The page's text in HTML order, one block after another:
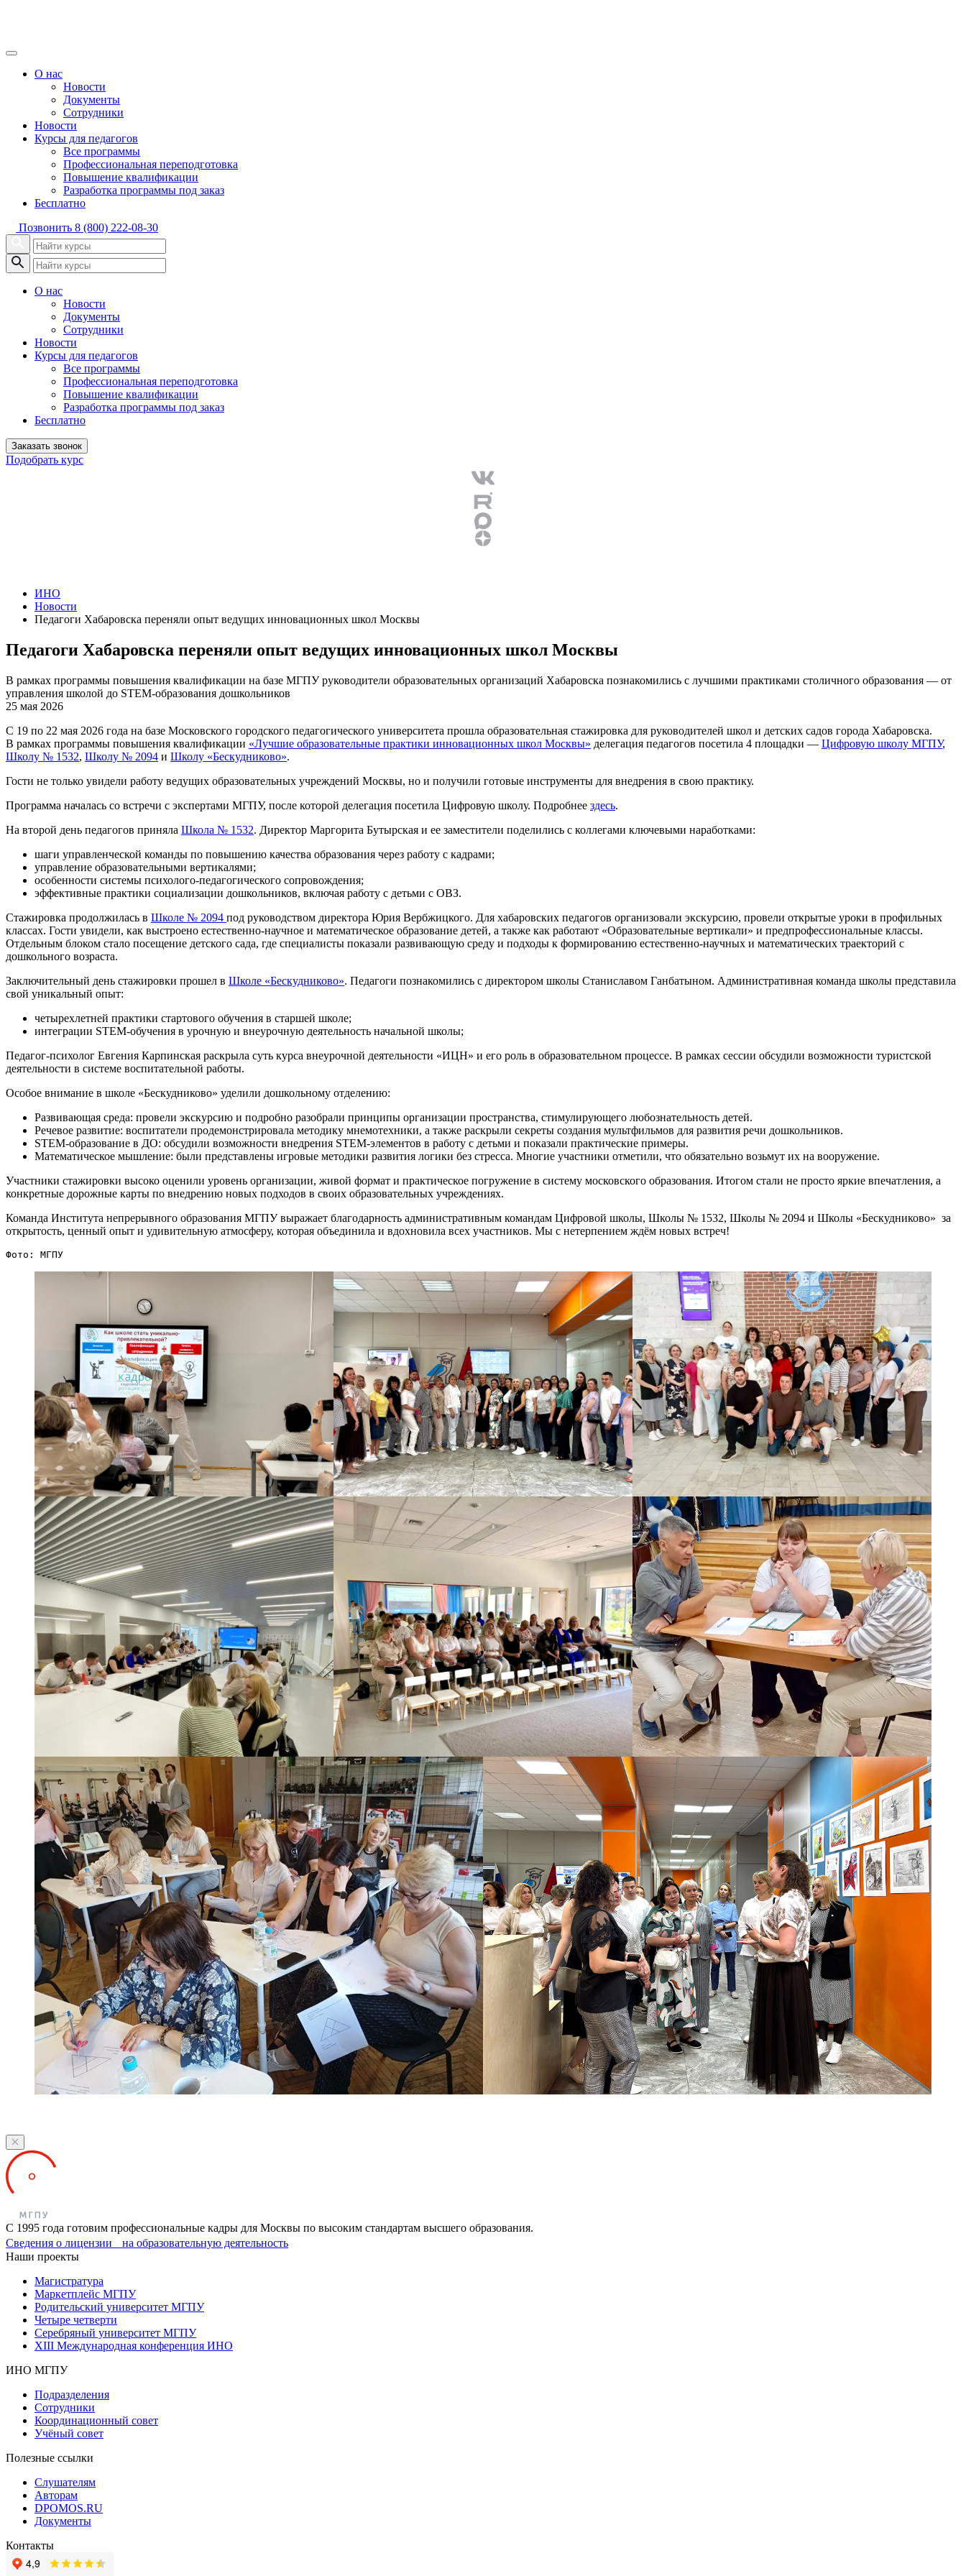
О нас
Новости
Документы
Сотрудники
Новости
Курсы для педагогов
Все программы
Профессиональная переподготовка
Повышение квалификации
Разработка программы под заказ
Бесплатно
Позвонить 8 (800) 222-08-30
О нас
Новости
Документы
Сотрудники
Новости
Курсы для педагогов
Все программы
Профессиональная переподготовка
Повышение квалификации
Разработка программы под заказ
Бесплатно
Заказать звонок
Подобрать курс
ИНО
Новости
Педагоги Хабаровска переняли опыт ведущих инновационных школ Москвы
Педагоги Хабаровска переняли опыт ведущих инновационных школ Москвы
В рамках программы повышения квалификации на базе МГПУ руководители образовательных организаций Хабаровска познакомились с лучшими практиками столичного образования — от
управления школой до STEM-образования дошкольников
25 мая 2026
С 19 по 22 мая 2026 года на базе Московского городского педагогического университета прошла образовательная стажировка для руководителей школ и детских садов города Хабаровска.
В рамках программы повышения квалификации «Лучшие образовательные практики инновационных школ Москвы» делегация педагогов посетила 4 площадки — Цифровую школу МГПУ,
Школу № 1532, Школу № 2094 и Школу «Бескудниково».
Гости не только увидели работу ведущих образовательных учреждений Москвы, но и получили готовые инструменты для внедрения в свою практику.
Программа началась со встречи с экспертами МГПУ, после которой делегация посетила Цифровую школу. Подробнее здесь.
На второй день педагогов приняла Школа № 1532. Директор Маргорита Бутырская и ее заместители поделились с коллегами ключевыми наработками:
шаги управленческой команды по повышению качества образования через работу с кадрами;
управление образовательными вертикалями;
особенности системы психолого-педагогического сопровождения;
эффективные практики социализации дошкольников, включая работу с детьми с ОВЗ.
Стажировка продолжилась в Школе № 2094 под руководством директора Юрия Вербжицкого. Для хабаровских педагогов организовали экскурсию, провели открытые уроки в профильных
классах. Гости увидели, как выстроено естественно-научное и математическое образование детей, а также как работают «Образовательные вертикали» и предпрофессиональные классы.
Отдельным блоком стало посещение детского сада, где специалисты показали развивающую среду и подходы к формированию естественно-научных и математических траекторий с
дошкольного возраста.
Заключительный день стажировки прошел в Школе «Бескудниково». Педагоги познакомились с директором школы Станиславом Ганбатыном. Административная команда школы представила
свой уникальный опыт:
четырехлетней практики стартового обучения в старшей школе;
интеграции STEM-обучения в урочную и внеурочную деятельность начальной школы;
Педагог-психолог Евгения Карпинская раскрыла суть курса внеурочной деятельности «ИЦН» и его роль в образовательном процессе. В рамках сессии обсудили возможности туристской
деятельности в системе воспитательной работы.
Особое внимание в школе «Бескудниково» уделили дошкольному отделению:
Развивающая среда: провели экскурсию и подробно разобрали принципы организации пространства, стимулирующего любознательность детей.
Речевое развитие: воспитатели продемонстрировала методику мнемотехники, а также раскрыли секреты создания мультфильмов для развития речи дошкольников.
STEM-образование в ДО: обсудили возможности внедрения STEM-элементов в работу с детьми и показали практические примеры.
Математическое мышление: были представлены игровые методики развития логики без стресса. Многие участники отметили, что обязательно возьмут их на вооружение.
Участники стажировки высоко оценили уровень организации, живой формат и практическое погружение в систему московского образования. Итогом стали не просто яркие впечатления, а
конкретные дорожные карты по внедрению новых подходов в своих образовательных учреждениях.
Команда Института непрерывного образования МГПУ выражает благодарность административным командам Цифровой школы, Школы № 1532, Школы № 2094 и Школы «Бескудниково» за
открытость, ценный опыт и удивительную атмосферу, которая объединила и вдохновила всех участников. Мы с нетерпением ждём новых встреч!
Фото: МГПУ
С 1995 года готовим профессиональные кадры для Москвы по высоким стандартам высшего образования.
Сведения о лицензии на образовательную деятельность
Наши проекты
Магистратура
Маркетплейс МГПУ
Родительский университет МГПУ
Четыре четверти
Серебряный университет МГПУ
XIII Международная конференция ИНО
ИНО МГПУ
Подразделения
Сотрудники
Координационный совет
Учёный совет
Полезные ссылки
Слушателям
Авторам
DPOMOS.RU
Документы
Контакты